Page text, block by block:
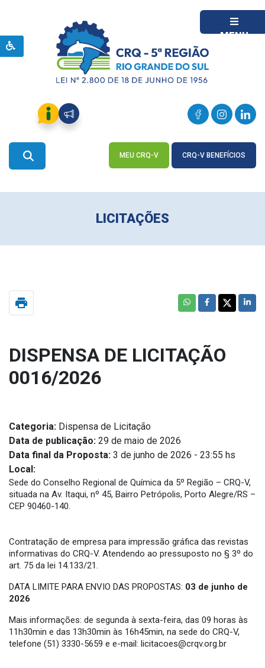
MENU
MEU CRQ-V CRQ-V BENEFÍCIOS
LICITAÇÕES
print
DISPENSA DE LICITAÇÃO
0016/2026
Categoria: Dispensa de Licitação
Data de publicação: 29 de maio de 2026
Data final da Proposta: 3 de junho de 2026 - 23:55 hs
Local:
Sede do Conselho Regional de Química da 5º Região – CRQ-V,
situada na Av. Itaqui, nº 45, Bairro Petrópolis, Porto Alegre/RS –
CEP 90460-140.
Contratação de empresa para impressão gráfica das revistas
informativas do CRQ-V. Atendendo ao pressuposto no § 3º do
art. 75 da lei 14.133/21.
DATA LIMITE PARA ENVIO DAS PROPOSTAS: 03 de junho de
2026
Mais informações: de segunda à sexta-feira, das 09 horas às
11h30min e das 13h30min às 16h45min, na sede do CRQ-V,
telefone (51) 3330-5659 e e-mail: licitacoes@crqv.org.br